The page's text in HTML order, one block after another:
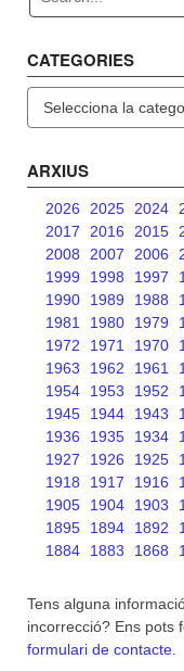
CATEGORIES
ARXIUS
2026 2025 2024
2017
2016 2015
2008
2007 2006
1999
1998 1997
1990
1989 1988
1981
1980 1979
1972
1971 1970
1963
1962 1961
1954
1953 1952
1945
1944 1943
1936
1935 1934
1927
1926 1925
1918
1917 1916
1905
1904 1903
1895
1894 1892
1884
1883 1868
Tens alguna
incorrecció? Ens pots
formulari de contacte